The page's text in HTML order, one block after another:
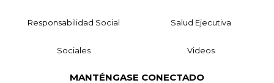
Responsabilidad Social Salud Ejecutiva
Sociales Videos
MANTÉNGASE CONECTADO